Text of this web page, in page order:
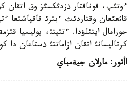
ءوتئپ، قوناقتار ذزدئكسئز وق اتقان
قاثعئعان وقتاردئث ءبئرئ قاقپاشئعا
جورامال ايتئلؤدا. ءتئپتئ، پوليسيا
كرتاليسانئ اتقان ازاماتتئ ذستاعان دا
اأتور:مارلان جيةمباي